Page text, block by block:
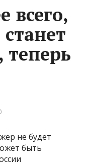
всего,
не будет
быть